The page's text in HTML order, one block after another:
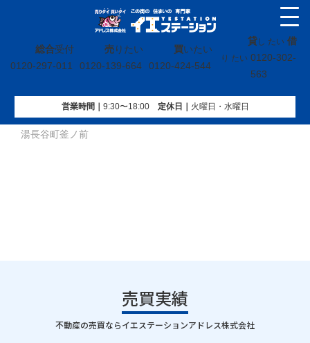
総合受付
0120-297-011
売りたい
0120-139-664
買いたい
0120-424-544
貸し たい 借
り たい 0120-302-
563
営業時間｜ 9:30〜18:00定休⽇｜ 火曜⽇・水曜⽇
イエステーション»売買実績»土地»福島県いわき市常磐上
湯長谷町釜ノ前
売買実績
｜
不動産の売買ならイエステーションアドレス株式会社